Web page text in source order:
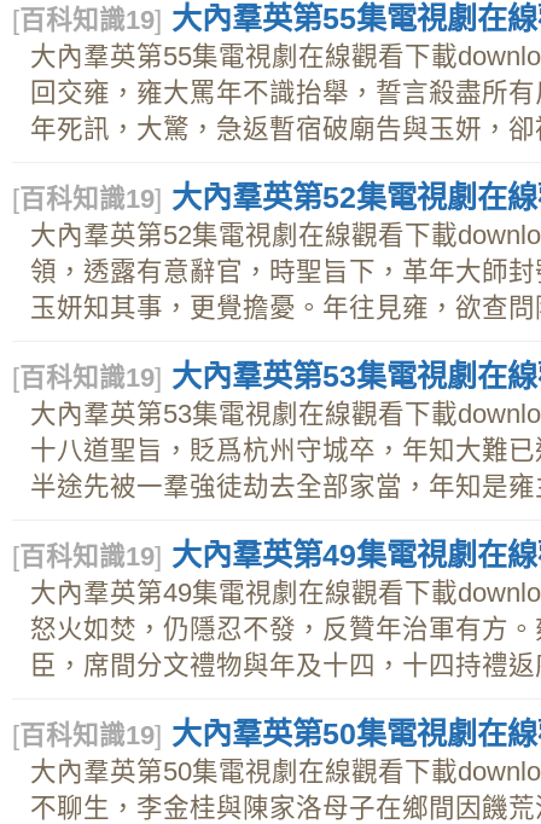
[百科知識19] 大內羣英第55集電視劇在
大內羣英第55集電視劇在線觀看下載
回交雍，雍大罵年不識抬舉，誓言殺盡所
年死訊，大驚，急返暫宿破廟告與玉妍，
[百科知識19] 大內羣英第52集電視劇在
大內羣英第52集電視劇在線觀看下載
領，透露有意辭官，時聖旨下，革年大師
玉妍知其事，更覺擔憂。年往見雍，欲查
[百科知識19] 大內羣英第53集電視劇在
大內羣英第53集電視劇在線觀看下載
十八道聖旨，貶爲杭州守城卒，年知大難
半途先被一羣強徒劫去全部家當，年知是
[百科知識19] 大內羣英第49集電視劇在
大內羣英第49集電視劇在線觀看下載
怒火如焚，仍隱忍不發，反贊年治軍有方
臣，席間分文禮物與年及十四，十四持禮
[百科知識19] 大內羣英第50集電視劇在
大內羣英第50集電視劇在線觀看下載
不聊生，李金桂與陳家洛母子在鄉間因饑